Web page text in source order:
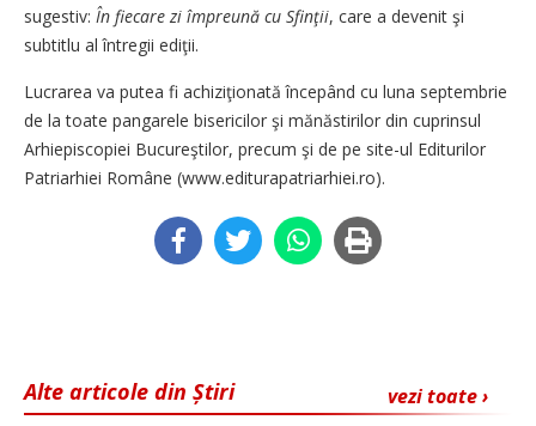
sugestiv: În fiecare zi împreună cu Sfinţii, care a devenit şi
subtitlu al întregii ediţii.
Lucrarea va putea fi achiziţionată începând cu luna septembrie
de la toate pangarele bisericilor şi mănăstirilor din cuprinsul
Arhiepiscopiei Bucureştilor, precum şi de pe site-ul Editurilor
Patriarhiei Române (www.editurapatriarhiei.ro).
vezi toate ›
Alte articole din Știri